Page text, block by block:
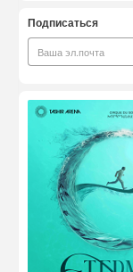
Подписаться